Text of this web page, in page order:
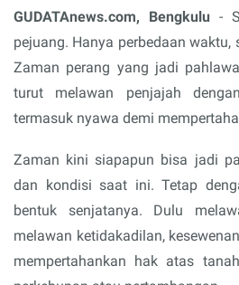
GUDATAnews.com, Bengkulu -
pejuang. Hanya perbedaan
Zaman perang yang jadi
turut melawan penjajah
termasuk nyawa demi
Zaman kini siapapun bisa jadi
dan kondisi saat ini. Tetap
bentuk senjatanya. Dulu
melawan ketidakadilan,
mempertahankan hak atas